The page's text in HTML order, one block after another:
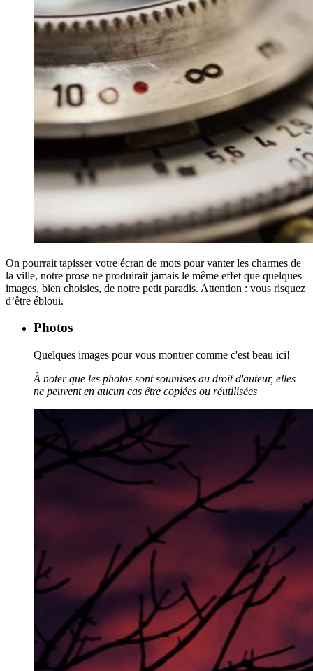
On pourrait tapisser votre écran de mots pour vanter les charmes de
la ville, notre prose ne produirait jamais le même effet que quelques
images, bien choisies, de notre petit paradis. Attention : vous risquez
d’être ébloui.
Photos
Quelques images pour vous montrer comme c'est beau ici!
À noter que les photos sont soumises au droit d'auteur, elles
ne peuvent en aucun cas être copiées ou réutilisées